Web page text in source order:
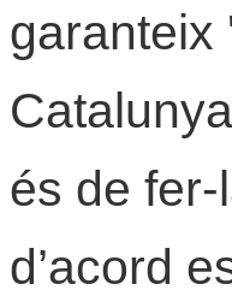
garanteix
és de
d’acord